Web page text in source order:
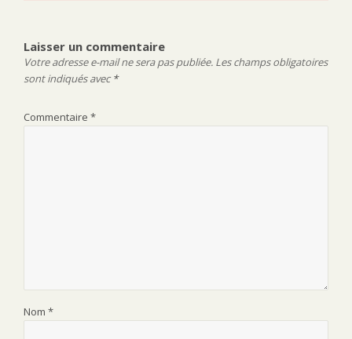
Laisser un commentaire
Votre adresse e-mail ne sera pas publiée. Les champs obligatoires
sont indiqués avec*
Commentaire *
Nom *